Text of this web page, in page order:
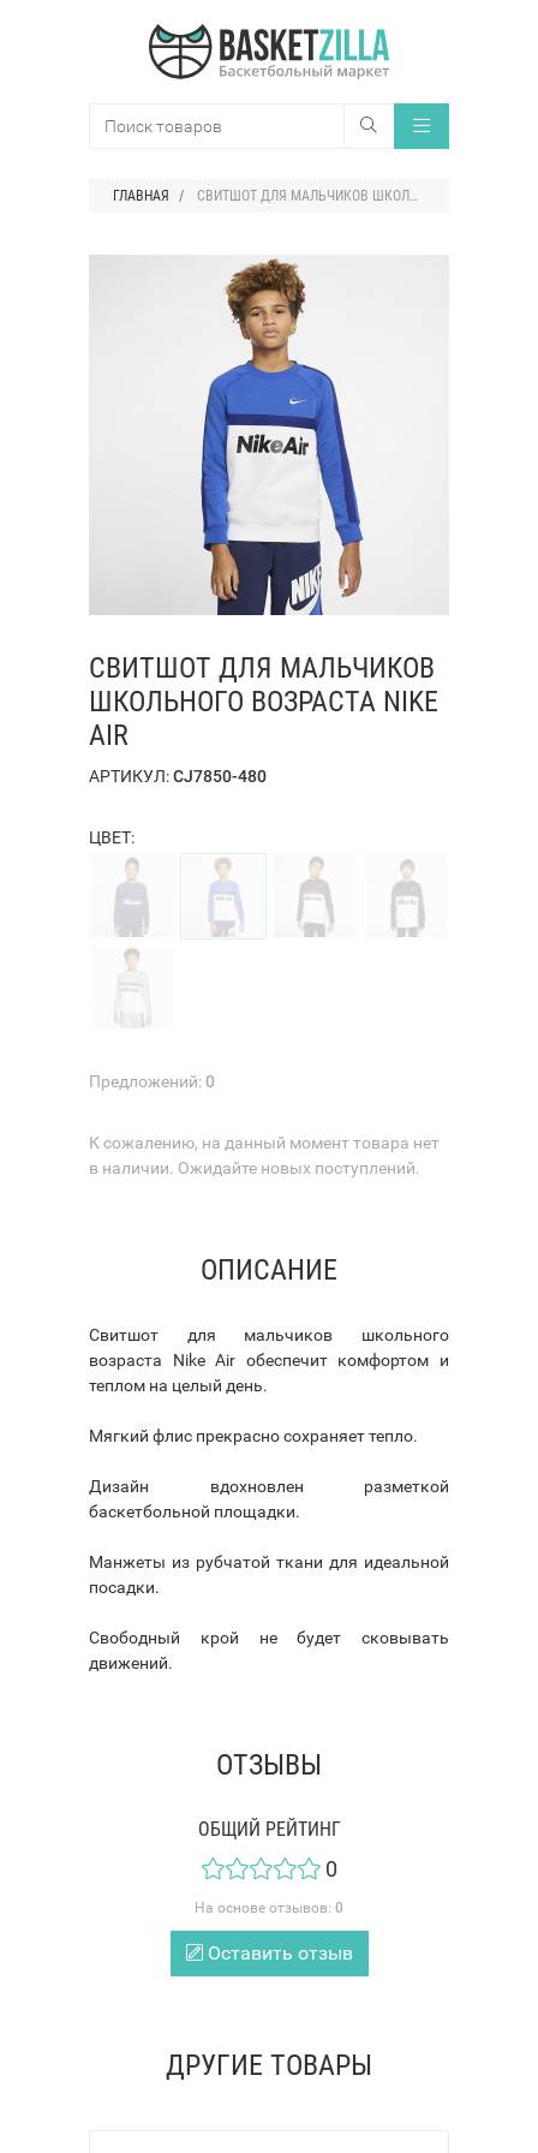
ГЛАВНАЯ СВИТШОТ ДЛЯ МАЛЬЧИКОВ ШКОЛЬНОГО ВОЗРАСТА NIKE AIR
СВИТШОТ ДЛЯ МАЛЬЧИКОВ
ШКОЛЬНОГО ВОЗРАСТА NIKE
AIR
АРТИКУЛ:CJ7850-480
ЦВЕТ:
Предложений:0
К сожалению, на данный момент товара нет
в наличии. Ожидайте новых поступлений.
ОПИСАНИЕ
Свитшот для мальчиков школьного
возраста Nike Air обеспечит комфортом и
теплом на целый день.
Мягкий флис прекрасно сохраняет тепло.
Дизайн вдохновлен разметкой
баскетбольной площадки.
Манжеты из рубчатой ткани для идеальной
посадки.
Свободный крой не будет сковывать
движений.
ОТЗЫВЫ
ОБЩИЙ РЕЙТИНГ
0
На основе отзывов: 0
Оставить отзыв
ДРУГИЕ ТОВАРЫ